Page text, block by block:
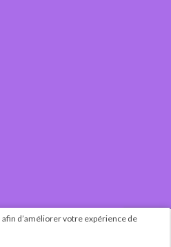
d’améliorer votre expérience de